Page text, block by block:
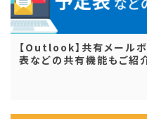
【Outlook】共有メール
表などの共有機能もご紹